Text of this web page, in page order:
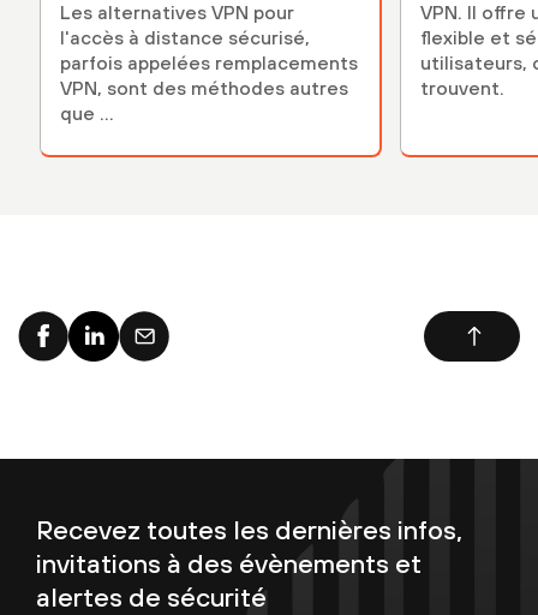
Les alternatives VPN pour
l'accès à distance sécurisé,
parfois appelées remplacements
VPN, sont des méthodes autres
que ...
VPN. Il offre
flexible et
utilisateurs,
trouvent.
Recevez toutes les dernières infos,
invitations à des évènements et
alertes de sécurité